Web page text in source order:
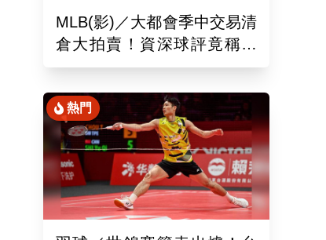
MLB(影)／大都會季中交易清
倉大拍賣！資深球評竟稱送
出的球員都是「垃圾」
熱門